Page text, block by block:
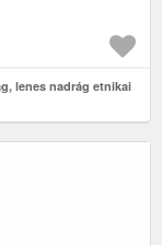
lenes nadrág etnikai